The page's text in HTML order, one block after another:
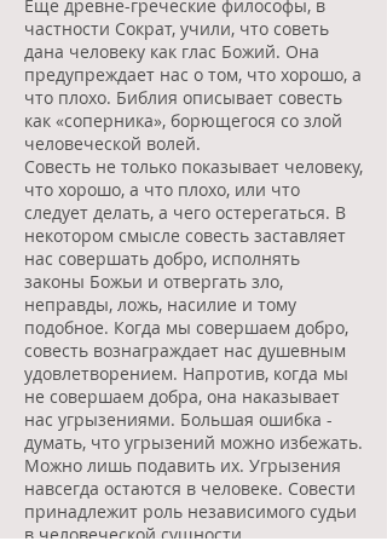
Еще древне-греческие философы, в
частности Сократ, учили, что советь
дана человеку как глас Божий. Она
предупреждает нас о том, что хорошо, а
что плохо. Библия описывает совесть
как «соперника», борющегося со злой
человеческой волей.
Совесть не только показывает человеку,
что хорошо, а что плохо, или что
следует делать, а чего остерегаться. В
некотором смысле совесть заставляет
нас совершать добро, исполнять
законы Божьи и отвергать зло,
неправды, ложь, насилие и тому
подобное. Когда мы совершаем добро,
совесть вознаграждает нас душевным
удовлетворением. Напротив, когда мы
не совершаем добра, она наказывает
нас угрызениями. Большая ошибка -
думать, что угрызений можно избежать.
Можно лишь подавить их. Угрызения
навсегда остаются в человеке. Совести
принадлежит роль независимого судьи
в человеческой сущности.